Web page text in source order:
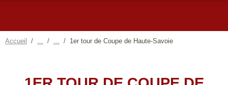
Accueil 1er tour de Coupe de Haute-Savoie